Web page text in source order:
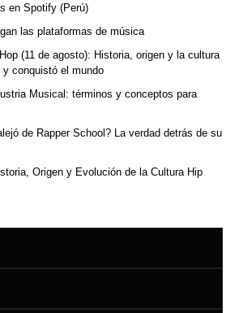
en Spotify (Perú)
las plataformas de música
(11 de agosto): Historia, origen y la cultura
conquistó el mundo
Musical: términos y conceptos para
de Rapper School? La verdad detrás de su
Origen y Evolución de la Cultura Hip